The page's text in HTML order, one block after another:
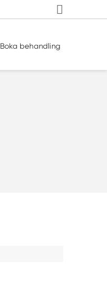
Boka behandling